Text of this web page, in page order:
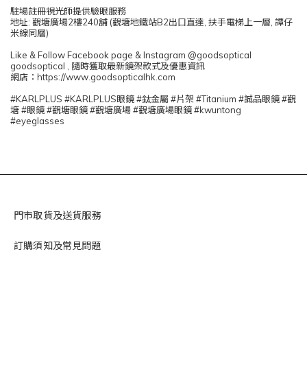
駐場註冊視光師提供驗眼服務
地址: 觀塘廣場2樓240舖 (觀塘地鐵站B2出口直達, 扶手電梯上一層, 譚仔
米線同層)
Like & Follow Facebook page & Instagram @goodsoptical
goodsoptical , 隨時獲取最新鏡架款式及優惠資訊
網店：https://www.goodsopticalhk.com
#KARLPLUS #KARLPLUS眼鏡 #鈦金屬 #片架 #Titanium #誠品眼鏡 #觀
塘 #眼鏡 #觀塘眼鏡 #觀塘廣場 #觀塘廣場眼鏡 #kwuntong
#eyeglasses
門市取貨及送貨服務
訂購須知及常見問題